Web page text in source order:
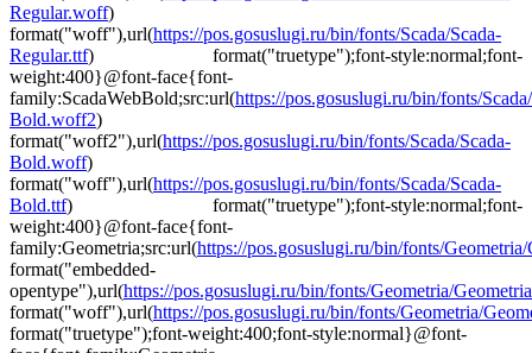
Regular.woff)
format("woff"),url(https://pos.gosuslugi.ru/bin/fonts/Scada/Scada-
Regular.ttf) format("truetype");font-style:normal;font-
weight:400}@font-face{font-
family:ScadaWebBold;src:url(https://pos.gosuslugi.ru/bin/fonts/
Bold.woff2)
format("woff2"),url(https://pos.gosuslugi.ru/bin/fonts/Scada/Scada-
Bold.woff)
format("woff"),url(https://pos.gosuslugi.ru/bin/fonts/Scada/Scada-
Bold.ttf) format("truetype");font-style:normal;font-
weight:400}@font-face{font-
family:Geometria;src:url(https://pos.gosuslugi.ru/bin/fonts/
format("embedded-
opentype"),url(https://pos.gosuslugi.ru/bin/fonts/Geometria/
format("woff"),url(https://pos.gosuslugi.ru/bin/fonts/Geometria/
format("truetype");font-weight:400;font-style:normal}@font-